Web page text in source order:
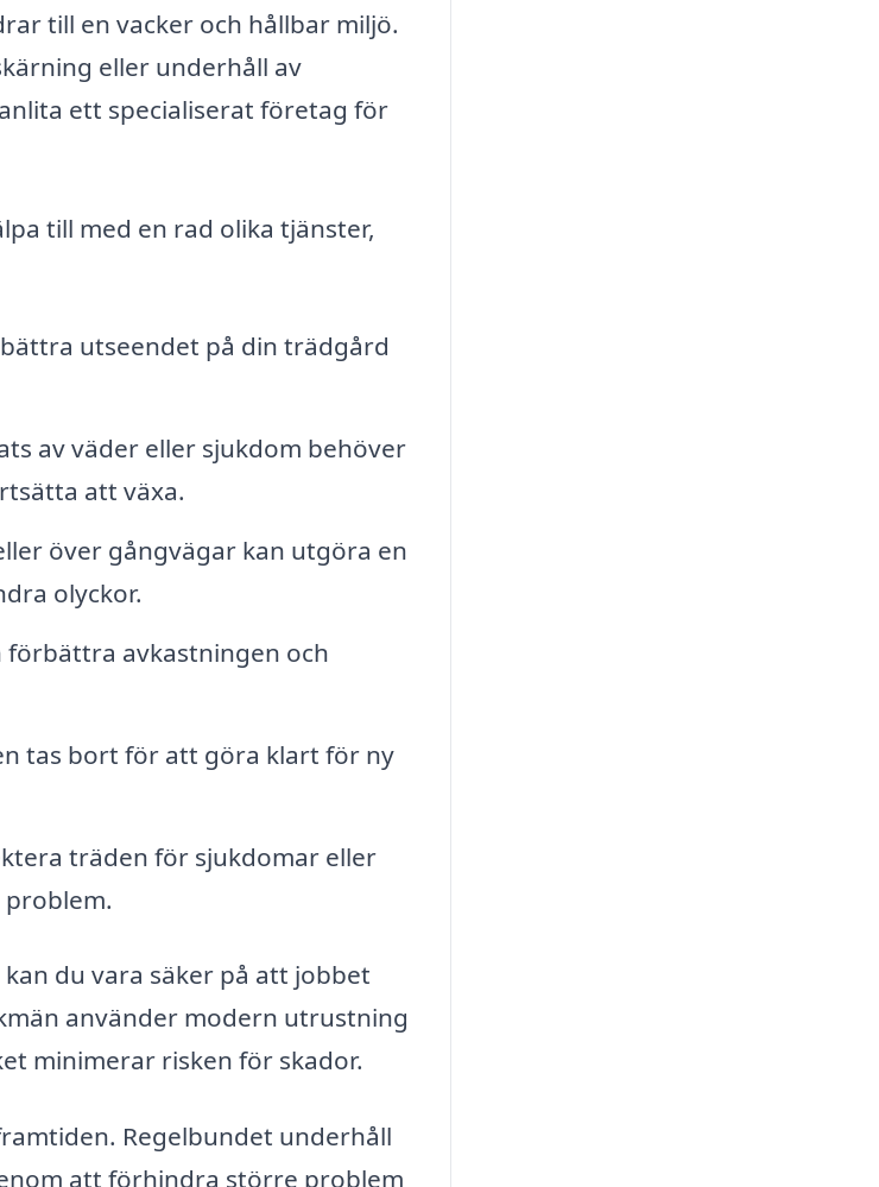
till en vacker och hållbar miljö.
eller underhåll av
ett specialiserat företag för
till med en rad olika tjänster,
utseendet på din trädgård
av väder eller sjukdom behöver
att växa.
över gångvägar kan utgöra en
olyckor.
avkastningen och
tas bort för att göra klart för ny
träden för sjukdomar eller
du vara säker på att jobbet
använder modern utrustning
minimerar risken för skador.
Regelbundet underhåll
att förhindra större problem